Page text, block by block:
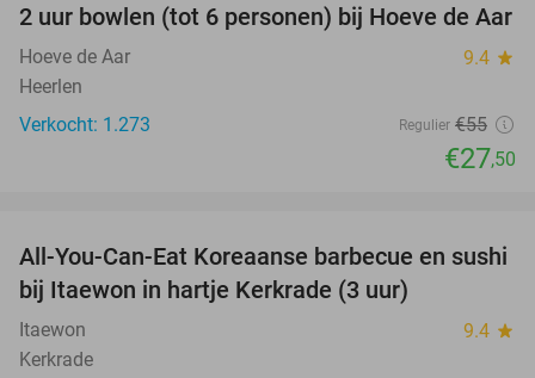
50%
2 uur bowlen (tot 6 personen) bij Hoeve de Aar
Hoeve de Aar 9.4 star
Heerlen
Verkocht: 1.273
Regulier €55
€27,50
28%
All-You-Can-Eat Koreaanse barbecue en sushi
bij Itaewon in hartje Kerkrade (3 uur)
Itaewon 9.4 star
Kerkrade